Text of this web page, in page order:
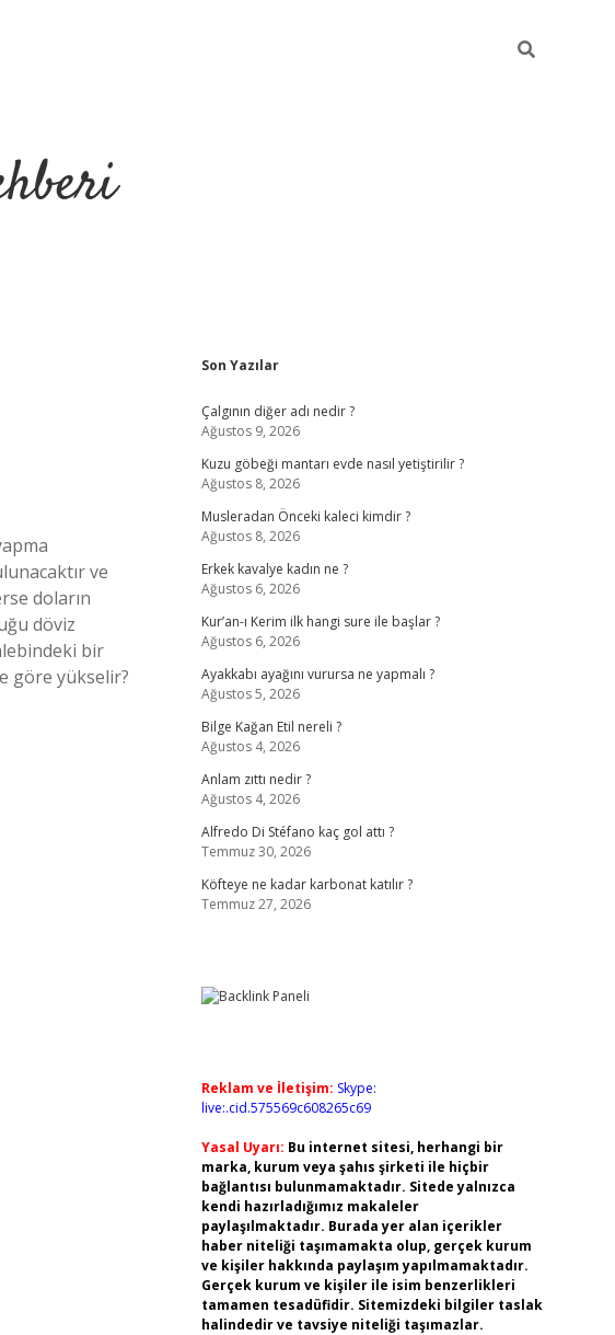
ve
doların
döviz
bir
göre yükselir?
Sidebar
Son Yazılar
Çalgının diğer adı nedir ?
Ağustos 9, 2026
Kuzu göbeği mantarı evde nasıl yetiştirilir ?
Ağustos 8, 2026
Musleradan Önceki kaleci kimdir ?
Ağustos 8, 2026
Erkek kavalye kadın ne ?
Ağustos 6, 2026
Kur’an-ı Kerim ilk hangi sure ile başlar ?
Ağustos 6, 2026
Ayakkabı ayağını vurursa ne yapmalı ?
Ağustos 5, 2026
Bilge Kağan Etil nereli ?
Ağustos 4, 2026
Anlam zıttı nedir ?
Ağustos 4, 2026
Alfredo Di Stéfano kaç gol attı ?
Temmuz 30, 2026
Köfteye ne kadar karbonat katılır ?
Temmuz 27, 2026
Reklam ve İletişim: Skype:
live:.cid.575569c608265c69
Yasal Uyarı: Bu internet sitesi, herhangi bir
marka, kurum veya şahıs şirketi ile hiçbir
bağlantısı bulunmamaktadır. Sitede yalnızca
kendi hazırladığımız makaleler
paylaşılmaktadır. Burada yer alan içerikler
haber niteliği taşımamakta olup, gerçek kurum
ve kişiler hakkında paylaşım yapılmamaktadır.
Gerçek kurum ve kişiler ile isim benzerlikleri
tamamen tesadüfidir. Sitemizdeki bilgiler taslak
halindedir ve tavsiye niteliği taşımazlar.
piabellacasino